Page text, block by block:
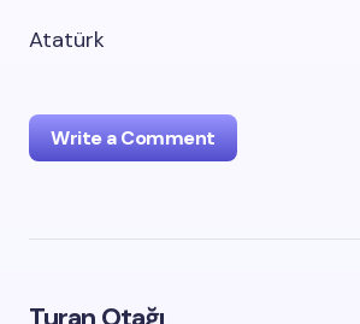
Atatürk
Write a Comment